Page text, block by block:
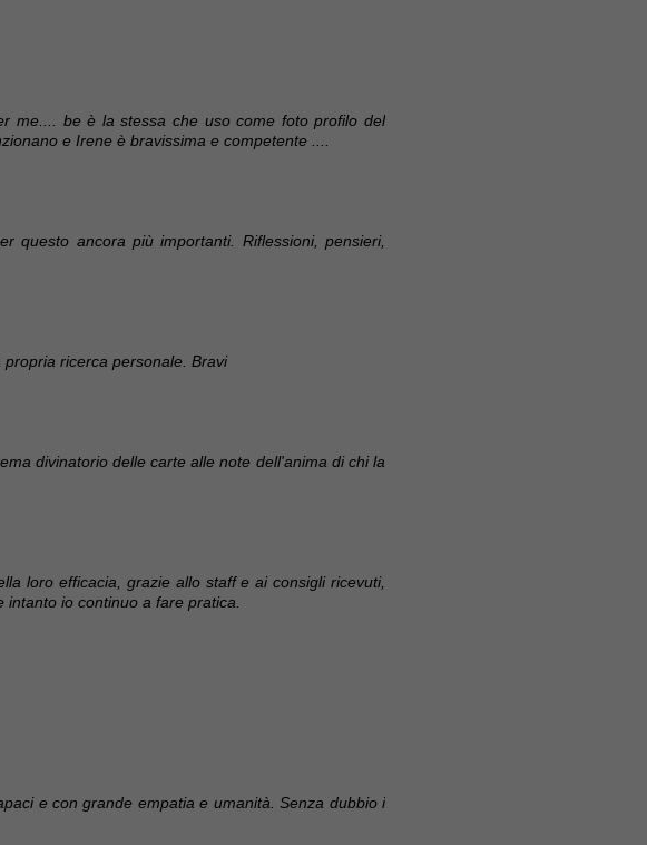
me.... be è la stessa che uso come foto profilo del
e Irene è bravissima e competente ....
questo ancora più importanti. Riflessioni, pensieri,
ricerca personale. Bravi
divinatorio delle carte alle note dell'anima di chi la
loro efficacia, grazie allo staff e ai consigli ricevuti,
intanto io continuo a fare pratica.
e con grande empatia e umanità. Senza dubbio i